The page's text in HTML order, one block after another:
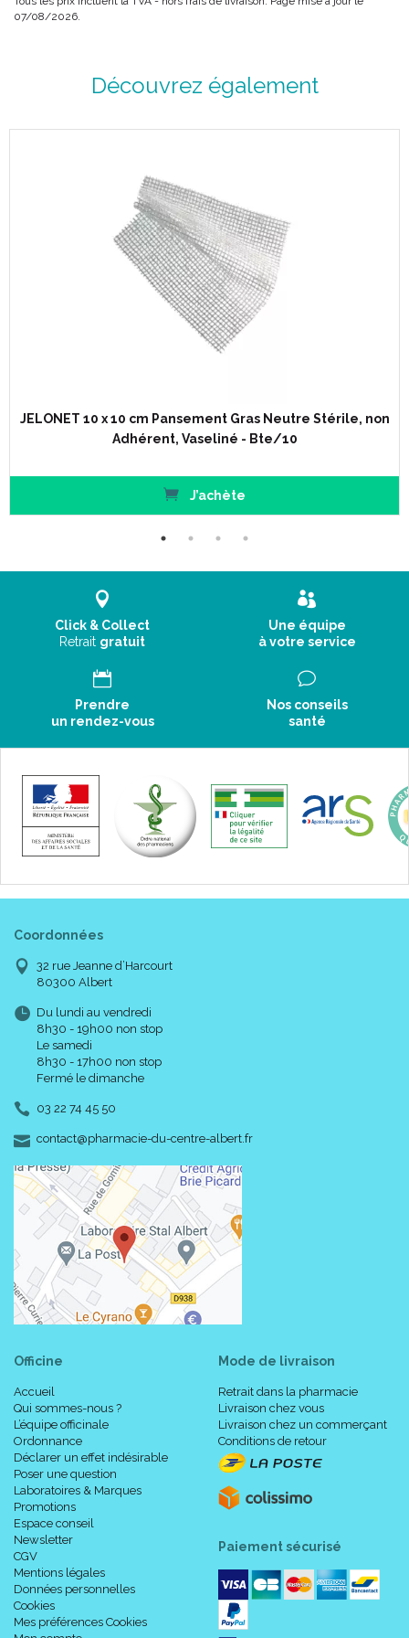
07/08/2026.
Découvrez également
JELONET 10 x 10 cm Pansement Gras Neutre Stérile, non
Adhérent, Vaseliné - Bte/10
J’achète
Click & Collect
Retrait gratuit
Une équipe
à votre service
Prendre
un rendez-vous
Nos conseils
santé
Coordonnées
32 rue Jeanne d’Harcourt
80300 Albert
Du lundi au vendredi
8h30 - 19h00 non stop
Le samedi
8h30 - 17h00 non stop
Fermé le dimanche
03 22 74 45 50
contact-
@-
pharmacie-du-centre-albert.fr
Officine
Accueil
Qui sommes-nous ?
L’équipe officinale
Ordonnance
Déclarer un effet indésirable
Poser une question
Laboratoires & Marques
Promotions
Espace conseil
Newsletter
CGV
Mentions légales
Données personnelles
Cookies
Mes préférences Cookies
Mode de livraison
Retrait dans la pharmacie
Livraison chez vous
Livraison chez un commerçant
Conditions de retour
Paiement sécurisé